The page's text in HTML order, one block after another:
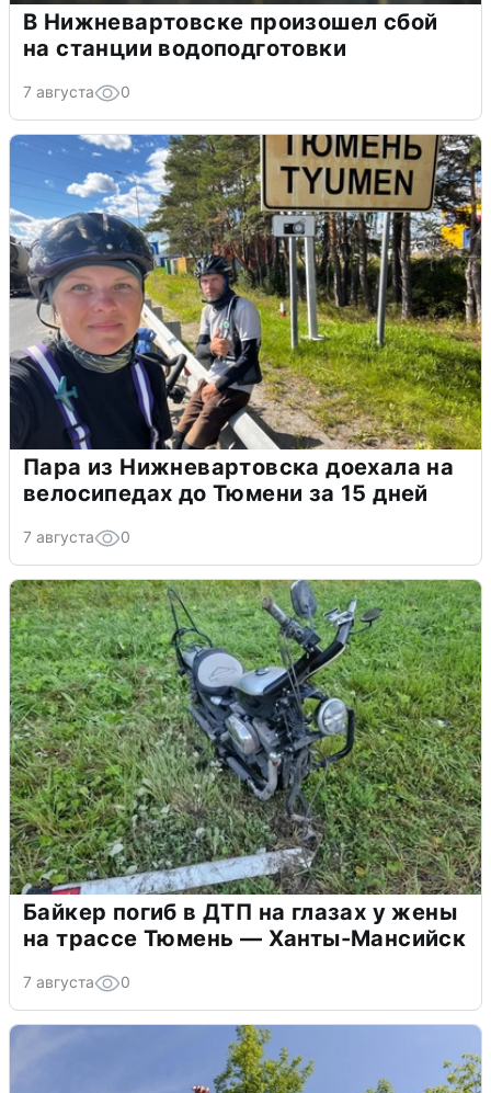
В Нижневартовске произошел сбой
на станции водоподготовки
7 августа 0
Пара из Нижневартовска доехала на
велосипедах до Тюмени за 15 дней
7 августа 0
Байкер погиб в ДТП на глазах у жены
на трассе Тюмень — Ханты-Мансийск
7 августа 0